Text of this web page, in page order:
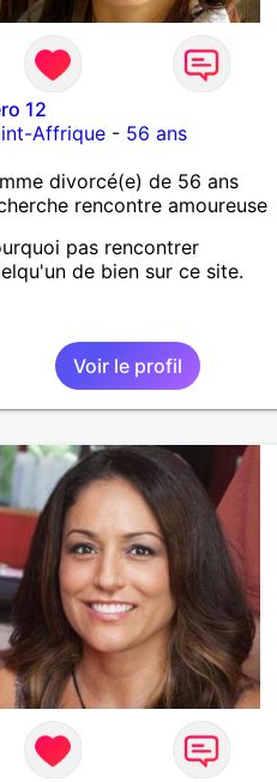
12
Affrique- 56 ans
divorcé(e) de 56 ans
rencontre amoureuse
pas rencontrer
de bien sur ce site.
Voir le profil